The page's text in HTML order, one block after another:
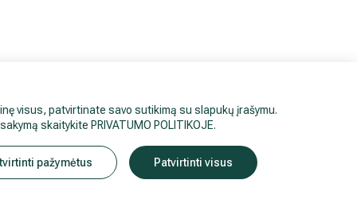
visus, patvirtinate savo sutikimą su slapukų įrašymu.
skaitykite PRIVATUMO POLITIKOJE.
pažymėtus Patvirtinti visus